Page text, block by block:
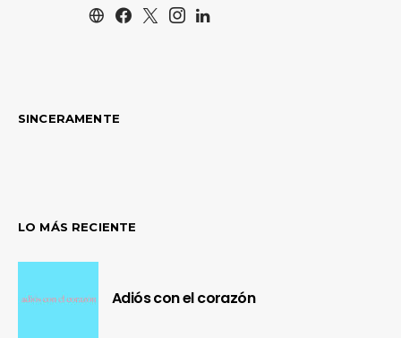
SINCERAMENTE
LO MÁS RECIENTE
Adiós con el corazón